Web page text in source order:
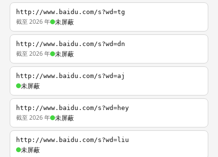
http://www.baidu.com/s?wd=tg
截至 2026 年 未屏蔽
http://www.baidu.com/s?wd=dn
截至 2026 年 未屏蔽
http://www.baidu.com/s?wd=aj
未屏蔽
http://www.baidu.com/s?wd=hey
截至 2026 年 未屏蔽
http://www.baidu.com/s?wd=liu
未屏蔽